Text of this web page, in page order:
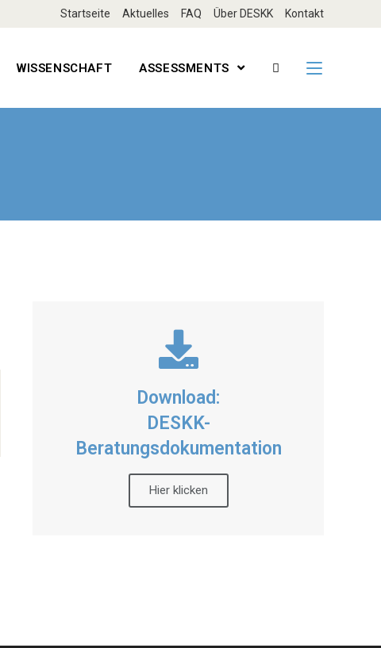
Startseite Aktuelles FAQ Über DESKK Kontakt
WISSENSCHAFT ASSESSMENTS
Download:
DESKK-
Beratungsdokumentation
Hier klicken